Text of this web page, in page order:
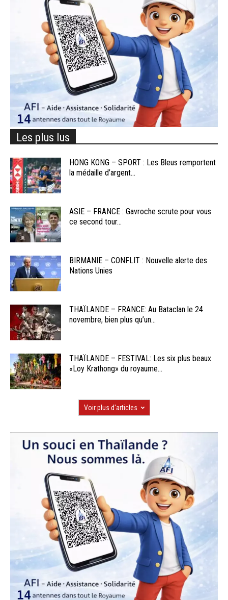
Les plus lus
HONG KONG – SPORT : Les Bleus remportent
la médaille d’argent...
ASIE – FRANCE : Gavroche scrute pour vous
ce second tour...
BIRMANIE – CONFLIT : Nouvelle alerte des
Nations Unies
THAÏLANDE – FRANCE: Au Bataclan le 24
novembre, bien plus qu’un...
THAÏLANDE – FESTIVAL: Les six plus beaux
«Loy Krathong» du royaume...
Voir plus d'articles